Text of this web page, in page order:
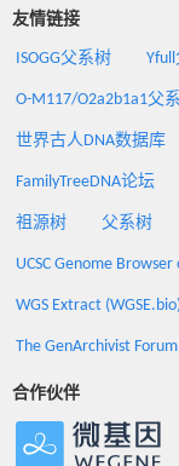
友情链接
ISOGG父系树
O-M117/O2a2b1a1父
世界古人DNA数据库
FamilyTreeDNA论坛
祖源树 父系树
UCSC Genome
WGS Extract
The GenArchivist Forum
合作伙伴